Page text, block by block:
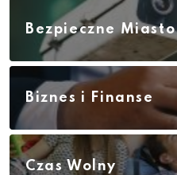
Bezpieczne Miasto
Biznes i Finanse
Czas Wolny